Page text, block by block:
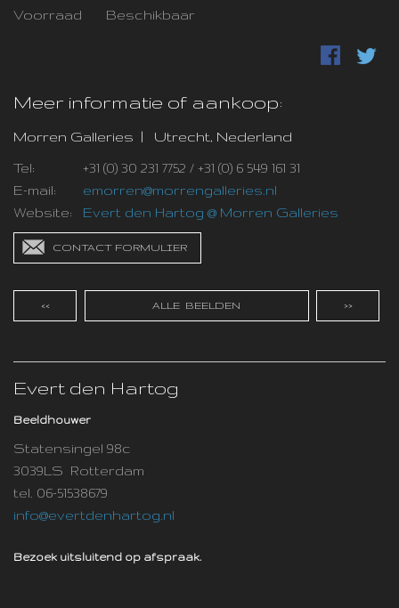
Voorraad
Beschikbaar
Meer informatie of aankoop:
Morren Galleries | Utrecht, Nederland
Tel:
+31 (0) 30 231 7752 / +31 (0) 6 549 161 31
E-mail:
emorren@morrengalleries.nl
Website: Evert den Hartog @ Morren Galleries
CONTACT FORMULIER
<< ALLE BEELDEN >>
Evert den Hartog
Beeldhouwer
Statensingel 98c
3039LS Rotterdam
tel. 06-51538679
info@evertdenhartog.nl
Bezoek uitsluitend op afspraak.